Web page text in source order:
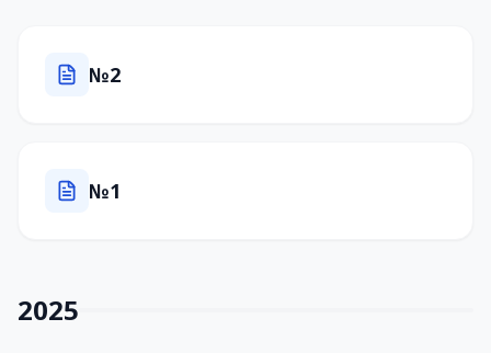
№2
№1
2025